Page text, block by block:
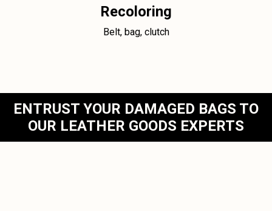
Recoloring
Belt, bag, clutch
ENTRUST YOUR DAMAGED BAGS TO
OUR LEATHER GOODS EXPERTS